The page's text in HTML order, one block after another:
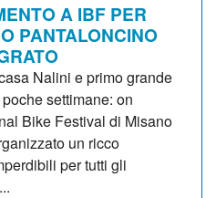
A IBF PER
PANTALONCINO
Nalini e primo grande
settimane: on
Bike Festival di Misano
un ricco
per tutti gli